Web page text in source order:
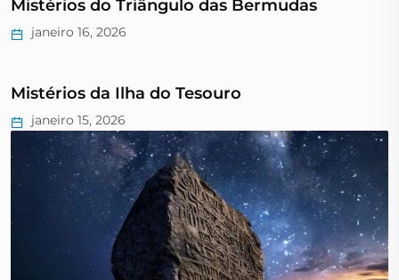
Mistérios do Triângulo das Bermudas
janeiro 16, 2026
Mistérios da Ilha do Tesouro
janeiro 15, 2026